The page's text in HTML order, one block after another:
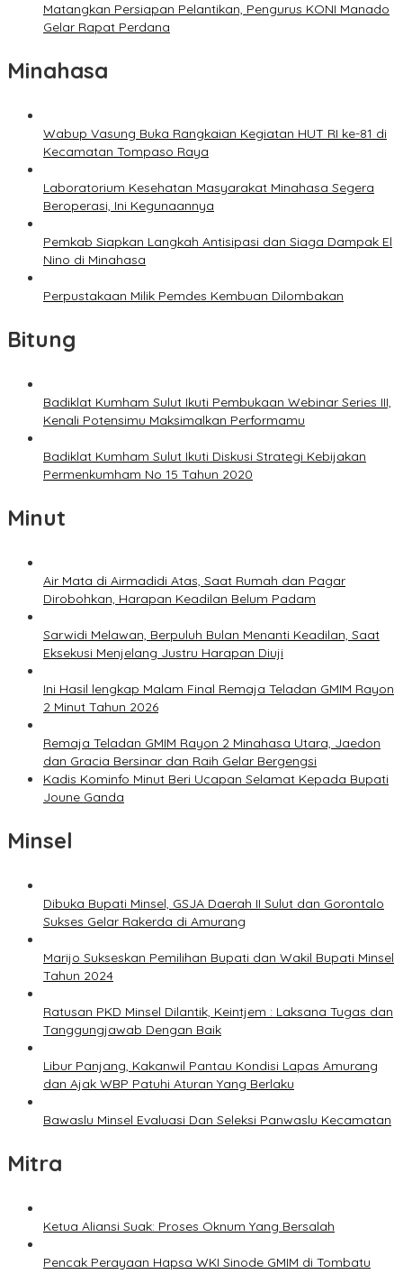
Matangkan Persiapan Pelantikan, Pengurus KONI Manado
Gelar Rapat Perdana
Minahasa
Wabup Vasung Buka Rangkaian Kegiatan HUT RI ke-81 di
Kecamatan Tompaso Raya
Laboratorium Kesehatan Masyarakat Minahasa Segera
Beroperasi, Ini Kegunaannya
Pemkab Siapkan Langkah Antisipasi dan Siaga Dampak El
Nino di Minahasa
Perpustakaan Milik Pemdes Kembuan Dilombakan
Bitung
Badiklat Kumham Sulut Ikuti Pembukaan Webinar Series III,
Kenali Potensimu Maksimalkan Performamu
Badiklat Kumham Sulut Ikuti Diskusi Strategi Kebijakan
Permenkumham No 15 Tahun 2020
Minut
Air Mata di Airmadidi Atas, Saat Rumah dan Pagar
Dirobohkan, Harapan Keadilan Belum Padam
Sarwidi Melawan, Berpuluh Bulan Menanti Keadilan, Saat
Eksekusi Menjelang Justru Harapan Diuji
Ini Hasil lengkap Malam Final Remaja Teladan GMIM Rayon
2 Minut Tahun 2026
Remaja Teladan GMIM Rayon 2 Minahasa Utara, Jaedon
dan Gracia Bersinar dan Raih Gelar Bergengsi
Kadis Kominfo Minut Beri Ucapan Selamat Kepada Bupati
Joune Ganda
Minsel
Dibuka Bupati Minsel, GSJA Daerah II Sulut dan Gorontalo
Sukses Gelar Rakerda di Amurang
Marijo Sukseskan Pemilihan Bupati dan Wakil Bupati Minsel
Tahun 2024
Ratusan PKD Minsel Dilantik, Keintjem : Laksana Tugas dan
Tanggungjawab Dengan Baik
Libur Panjang, Kakanwil Pantau Kondisi Lapas Amurang
dan Ajak WBP Patuhi Aturan Yang Berlaku
Bawaslu Minsel Evaluasi Dan Seleksi Panwaslu Kecamatan
Mitra
Ketua Aliansi Suak: Proses Oknum Yang Bersalah
Pencak Perayaan Hapsa WKI Sinode GMIM di Tombatu